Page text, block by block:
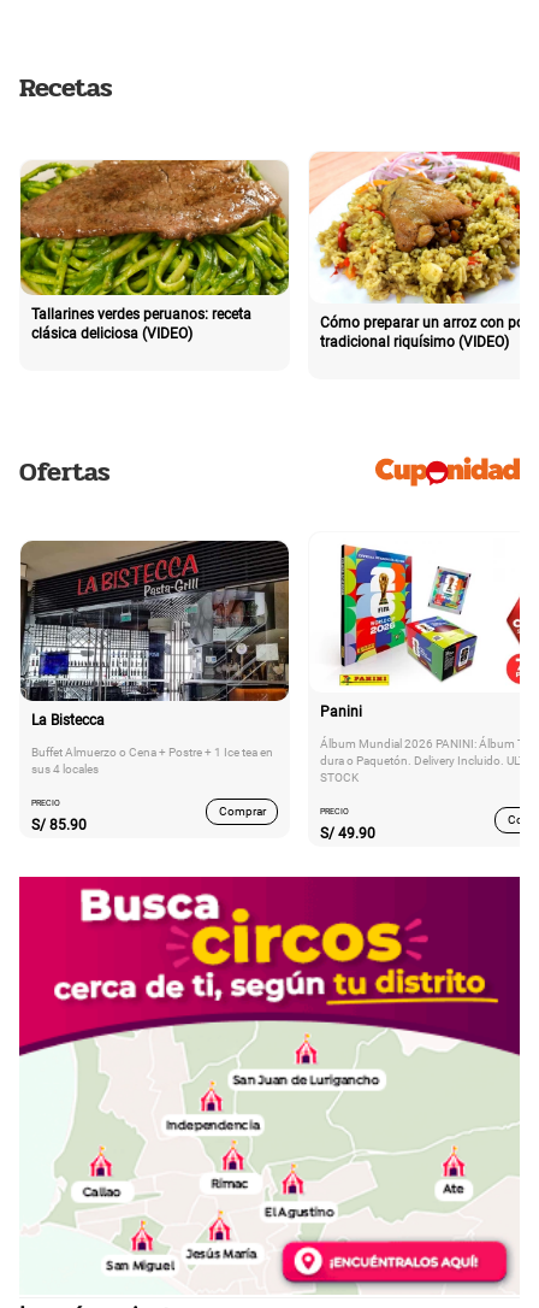
Recetas
Tallarines verdes peruanos: receta
clásica deliciosa (VIDEO)
Cómo preparar un arroz con pollo
tradicional riquísimo (VIDEO)
Ofertas
La Bistecca
Buffet Almuerzo o Cena + Postre + 1 Ice tea en
sus 4 locales
PRECIO
S/ 85.90
Comprar
Panini
Álbum Mundial 2026 PANINI: Álbum
dura o Paquetón. Delivery Incluido.
STOCK
PRECIO
S/ 49.90